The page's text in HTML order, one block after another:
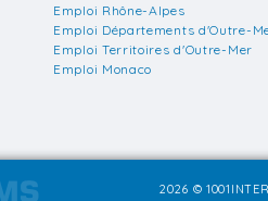
Emploi Rhône-Alpes
Emploi Départements d'Outre-
Emploi Territoires d'Outre-Mer
Emploi Monaco
2026 ©